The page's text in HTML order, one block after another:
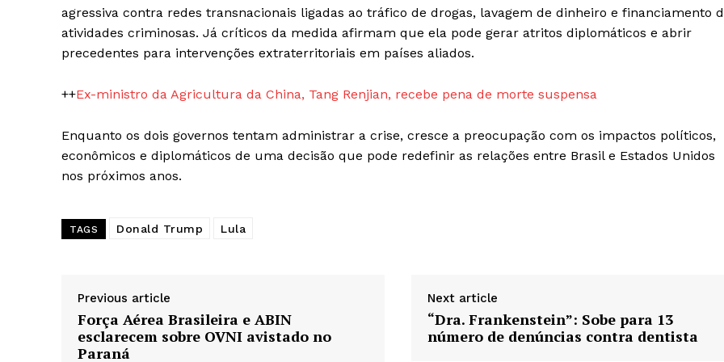
agressiva contra redes transnacionais ligadas ao tráfico de drogas, lavagem de dinheiro e financiamento
atividades criminosas. Já críticos da medida afirmam que ela pode gerar atritos diplomáticos e abrir
precedentes para intervenções extraterritoriais em países aliados.
++Ex-ministro da Agricultura da China, Tang Renjian, recebe pena de morte suspensa
Enquanto os dois governos tentam administrar a crise, cresce a preocupação com os impactos políticos,
econômicos e diplomáticos de uma decisão que pode redefinir as relações entre Brasil e Estados Unidos
nos próximos anos.
TAGS Donald Trump Lula
Previous article
Força Aérea Brasileira e ABIN
esclarecem sobre OVNI avistado no
Paraná
Next article
“Dra. Frankenstein”: Sobe para 13
número de denúncias contra dentista